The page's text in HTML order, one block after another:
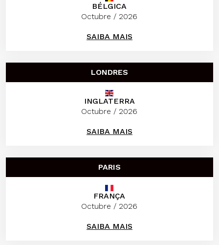
BÉLGICA
Octubre / 2026
SAIBA MAIS
LONDRES
INGLATERRA
Octubre / 2026
SAIBA MAIS
PARIS
FRANÇA
Octubre / 2026
SAIBA MAIS